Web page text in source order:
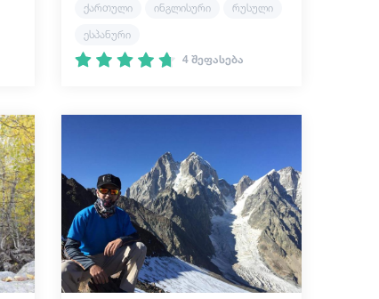
ქართული ინგლისური
რუსული
ესპანური
4 შეფასება